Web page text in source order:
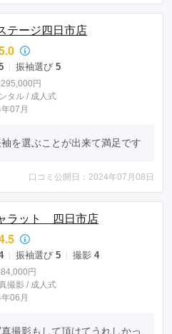
テージ四日市店
振袖選び 5
円
タル / 成人式
07月
を選ぶことが出来て満足です
口コミ公開日：2024年07月08日
ラット 四日市店
振袖選び 5 撮影 4
円
撮影 / 成人式
06月
撮影もして頂けてうれしかっ